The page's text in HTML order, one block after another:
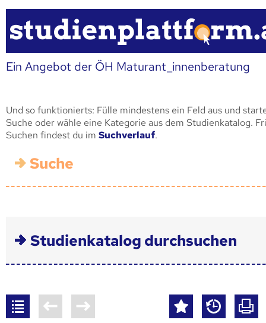
Ein Angebot der ÖH Maturant_innenberatung
Und so funktionierts: Fülle mindestens ein Feld aus und
Suche oder wähle eine Kategorie aus dem Studienkatalog.
Suchen findest du im Suchverlauf.
Suche
Studienkatalog durchsuchen